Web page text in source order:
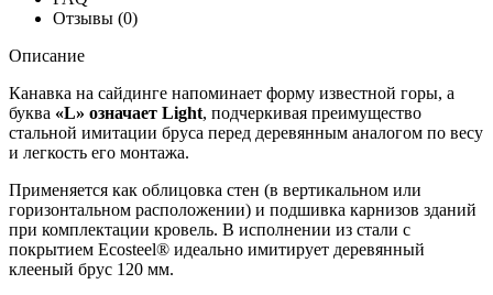
Отзывы (0)
Описание
Канавка на сайдинге напоминает форму известной горы, а
буква «L» означает Light, подчеркивая преимущество
стальной имитации бруса перед деревянным аналогом по весу
и легкость его монтажа.
Применяется как облицовка стен (в вертикальном или
горизонтальном расположении) и подшивка карнизов зданий
при комплектации кровель. В исполнении из стали с
покрытием Ecosteel® идеально имитирует деревянный
клееный брус 120 мм.